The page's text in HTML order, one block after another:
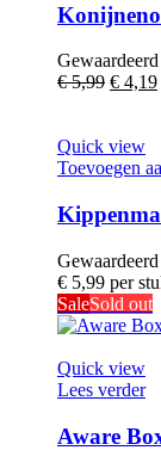
Gewaardeerd
€5,99 € 4,19
Quick view
Toevoegen
Gewaardeerd
€ 5,99 per
SaleSold out
Quick view
Lees verder
Aware